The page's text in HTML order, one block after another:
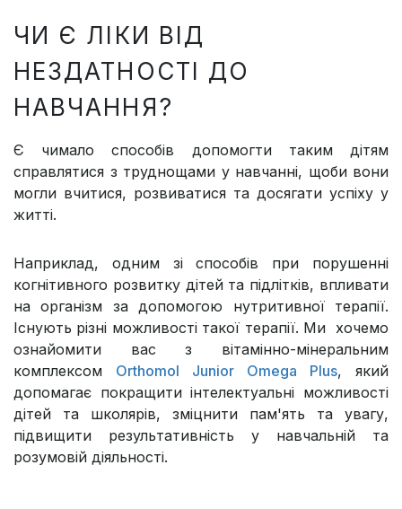
ЧИ Є ЛІКИ ВІД
НЕЗДАТНОСТІ ДО
НАВЧАННЯ?
Є чимало способів допомогти таким дітям
справлятися з труднощами у навчанні, щоби вони
могли вчитися, розвиватися та досягати успіху у
житті.
Наприклад, одним зі способів при порушенні
когнітивного розвитку дітей та підлітків, впливати
на організм за допомогою нутритивної терапії.
Існують різні можливості такої терапії. Ми хочемо
ознайомити вас з вітамінно-мінеральним
комплексом Orthomol Junior Omega Plus, який
допомагає покращити інтелектуальні можливості
дітей та школярів, зміцнити пам'ять та увагу,
підвищити результативність у навчальній та
розумовій діяльності.